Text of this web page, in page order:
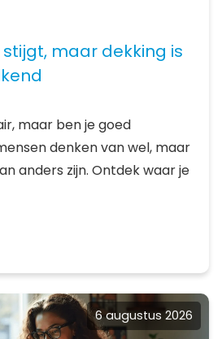
maar dekking is
maar ben je goed
denken van wel, maar
anders zijn. Ontdek waar je
6 augustus 2026